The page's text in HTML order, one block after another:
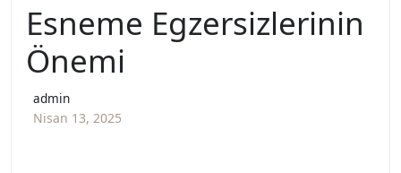
Esneme Egzersizlerinin
Önemi
admin
Nisan 13, 2025